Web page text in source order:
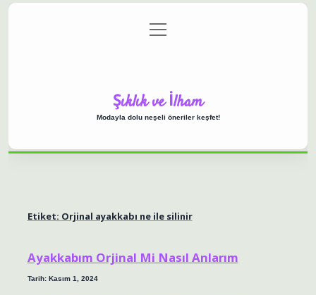
Gizlilik Politikası
menüyü
aç
Şıklık ve İlham
Modayla dolu neşeli öneriler keşfet!
Etiket: Orjinal ayakkabı ne ile silinir
Ayakkabım Orjinal Mi Nasıl Anlarım
Tarih: Kasım 1, 2024